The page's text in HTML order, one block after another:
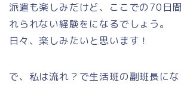
派遣も楽しみだけど、ここでの70日
れられない経験をになるでしょう。
日々、楽しみたいと思います！
で、私は流れ？で生活班の副班長にな